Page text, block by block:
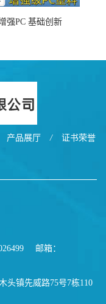
强PC 基础创新
产品展厅 / 证书荣誉
邮箱：
头镇先威路75号7栋110